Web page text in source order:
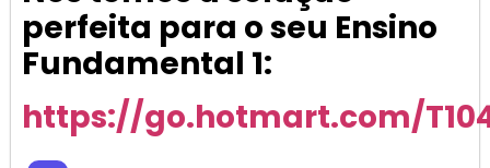
perfeita para o seu Ensino
Fundamental 1:
https://go.hotmart.com/